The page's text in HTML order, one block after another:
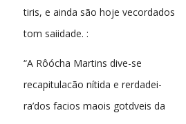
tiris, e ainda são hoje vecordados
tom saiidade. :
“A Rôócha Martins dive-se
recapitulacão nítida e rerdadei-
ra’dos facios maois gotdveis da